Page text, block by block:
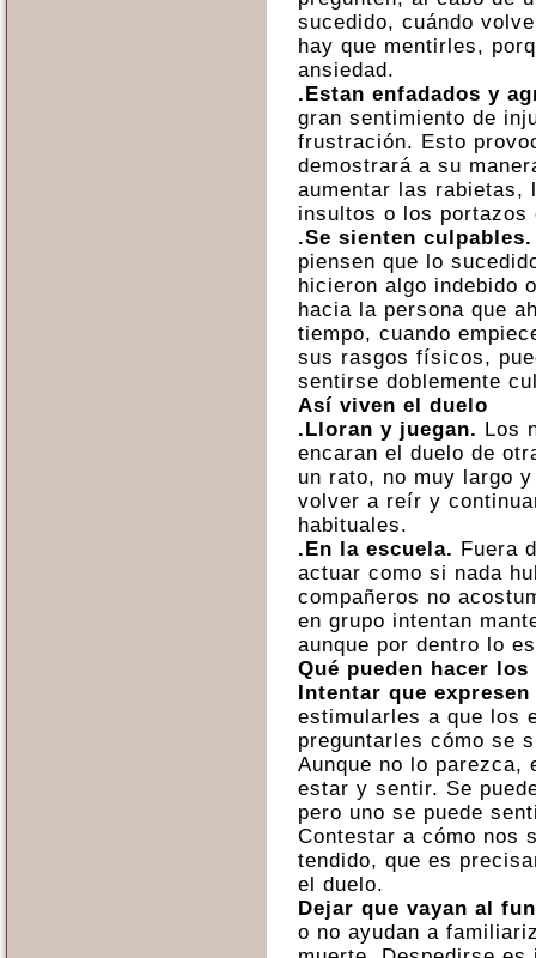
sucedido, cuándo
hay que mentirles,
ansiedad.
.Estan enfadados y
gran sentimiento de
frustración. Esto
demostrará a su
aumentar las rabietas,
insultos o los portazos
.Se sienten culpables.
piensen que lo
hicieron algo indebido
hacia la persona que
tiempo, cuando
sus rasgos físicos,
sentirse doblemente
Así viven el duelo
.Lloran y juegan. Los
encaran el duelo de
un rato, no muy largo
volver a reír y
habituales.
.En la escuela. Fuera
actuar como si nada
compañeros no
en grupo intentan
aunque por dentro lo
Qué pueden hacer los
Intentar que
estimularles a que los
preguntarles cómo se
Aunque no lo parezca,
estar y sentir. Se
pero uno se puede
Contestar a cómo nos
tendido, que es
el duelo.
Dejar que vayan al
o no ayudan a